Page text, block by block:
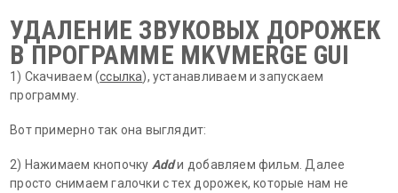
УДАЛЕНИЕ ЗВУКОВЫХ ДОРОЖЕК
В ПРОГРАММЕ MKVMERGE GUI
1) Скачиваем (ссылка), устанавливаем и запускаем
программу.
Вот примерно так она выглядит:
2) Нажимаем кнопочку Addи добавляем фильм. Далее
просто снимаем галочки с тех дорожек, которые нам не